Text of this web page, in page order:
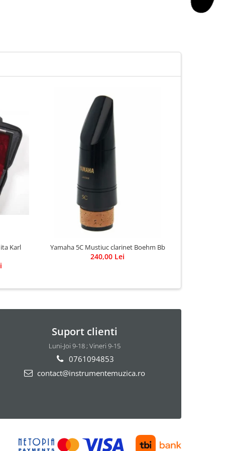
Karl Yamaha 5C Mustiuc clarinet Boehm Bb
240,00 Lei
Suport clienti
Luni-Joi 9-18 ; Vineri 9-15
0761094853
contact@instrumentemuzica.ro